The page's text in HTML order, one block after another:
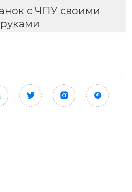
с ЧПУ своими
руками
  